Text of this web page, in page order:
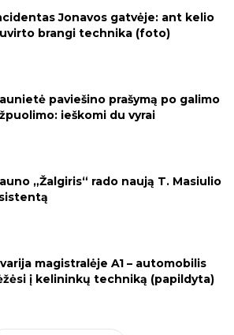
Jonavos gatvėje: ant kelio
brangi technika (foto)
paviešino prašymą po galimo
ieškomi du vyrai
„Žalgiris“ rado naują T. Masiulio
magistralėje A1 – automobilis
į kelininkų techniką (papildyta)